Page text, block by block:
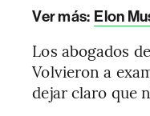
Ver más: Elon
Los abogados
Volvieron a
dejar claro que